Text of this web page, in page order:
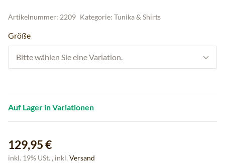
Artikelnummer: 2209 Kategorie: Tunika & Shirts
Größe
Bitte wählen Sie eine Variation.
Auf Lager in Variationen
129,95 €
inkl. 19% USt. , inkl. Versand